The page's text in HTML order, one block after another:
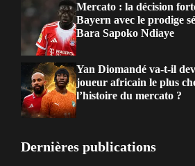
Mercato : la décision
Bayern avec le prodige
Bara Sapoko Ndiaye
Yan Diomandé va-t-il
joueur africain le plus
l’histoire du mercato ?
Dernières publications